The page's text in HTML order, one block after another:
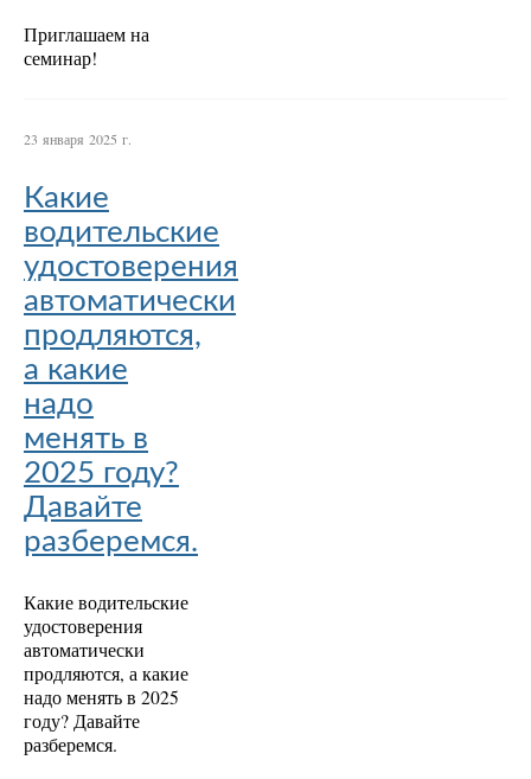
Приглашаем на
семинар!
23 января 2025 г.
Какие
водительские
удостоверения
автоматически
продляются,
а какие
надо
менять в
2025 году?
Давайте
разберемся.
Какие водительские
удостоверения
автоматически
продляются, а какие
надо менять в 2025
году? Давайте
разберемся.